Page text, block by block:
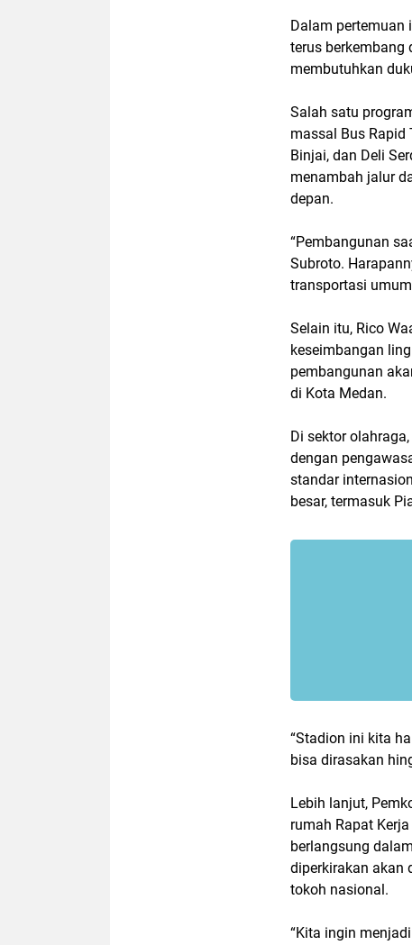
Dalam pertemuan
terus berkembang
membutuhkan
Salah satu
massal Bus Rapid
Binjai, dan Deli
menambah jalur
depan.
“Pembangunan
Subroto.
transportasi
Selain itu, Rico
keseimbangan
pembangunan
di Kota Medan.
Di sektor
dengan
standar
besar, termasuk
“Stadion ini kita
bisa dirasakan
Lebih lanjut,
rumah Rapat
berlangsung
diperkirakan akan
tokoh nasional.
“Kita ingin